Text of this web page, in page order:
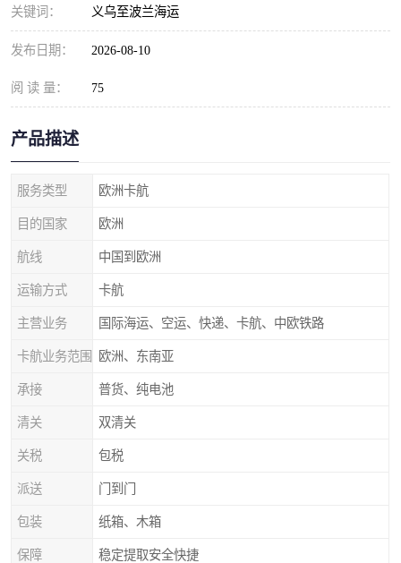
关键词： 义乌至波兰海运
发布日期： 2026-08-10
阅 读 量： 75
产品描述
服务类型 欧洲卡航
目的国家 欧洲
航线 中国到欧洲
运输方式 卡航
主营业务 国际海运、空运、快递、卡航、中欧铁路
卡航业务范围 欧洲、东南亚
承接 普货、纯电池
清关 双清关
关税 包税
派送 门到门
包装 纸箱、木箱
保障 稳定提取安全快捷